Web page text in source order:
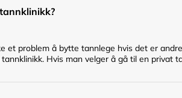
et problem å bytte tannlege hvis det er
Hvis man velger å gå til en privat